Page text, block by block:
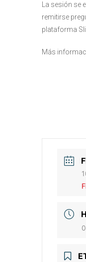
La sesión se
remitirse
plataforma
Más